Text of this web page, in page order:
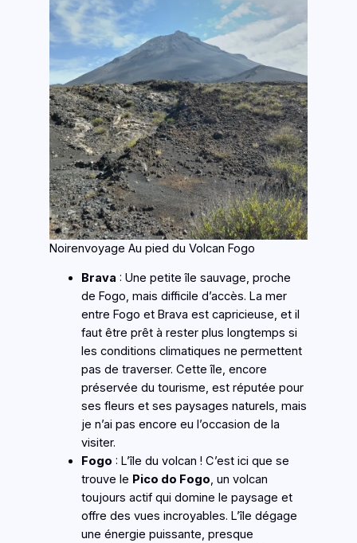
Noirenvoyage Au pied du Volcan Fogo
Brava : Une petite île sauvage, proche
de Fogo, mais difficile d’accès. La mer
entre Fogo et Brava est capricieuse, et il
faut être prêt à rester plus longtemps si
les conditions climatiques ne permettent
pas de traverser. Cette île, encore
préservée du tourisme, est réputée pour
ses fleurs et ses paysages naturels, mais
je n’ai pas encore eu l’occasion de la
visiter.
Fogo : L’île du volcan ! C’est ici que se
trouve le Pico do Fogo, un volcan
toujours actif qui domine le paysage et
offre des vues incroyables. L’île dégage
une énergie puissante, presque